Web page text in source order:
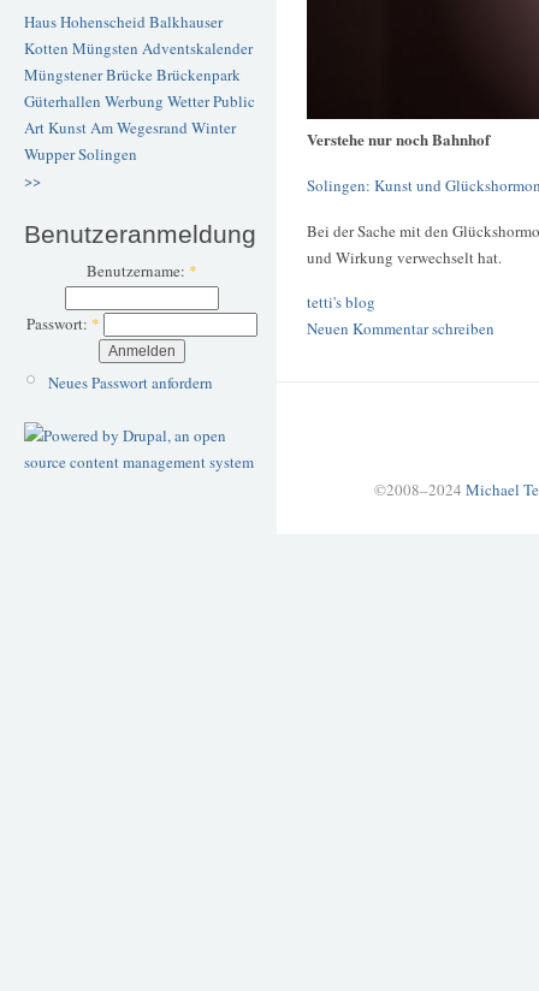
Haus Hohenscheid Balkhauser
Kotten Müngsten Adventskalender
Müngstener BrückeBrückenpark
Güterhallen Werbung WetterPublic
ArtKunstAm Wegesrand Winter
WupperSolingen
>>
Benutzeranmeldung
Benutzername: *
Passwort: *
Neues Passwort anfordern
Verstehe nur noch Bahnhof
Solingen: Kunst und
Bei der Sache mit den
und Wirkung verwechselt hat.
tetti's blog
Neuen Kommentar schreiben
©2008–2024 Michael